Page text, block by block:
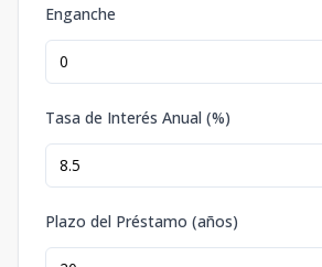
Enganche
Tasa de Interés Anual (%)
Plazo del Préstamo (años)